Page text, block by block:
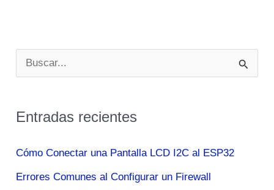
u
c
p
Entradas recientes
Cómo Conectar una Pantalla LCD I2C al ESP32
Errores Comunes al Configurar un Firewall